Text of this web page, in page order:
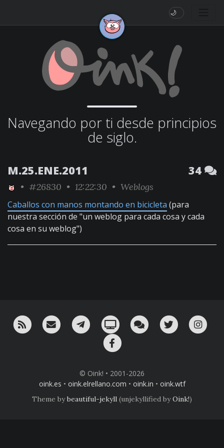
🌙
Navegando por ti desde principios
de siglo.
M.25.ENE.2011 34
• #26830 • 12:22:30 • Weblogs
Caballos con manos montando en bicicleta (para
nuestra sección de "un weblog para cada cosa y cada
cosa en su weblog")
RSS ¡Mándame un email!¡Nuestro canal en Telegram!
Oink! TV Charla con nosotros
Twitter
© Oink! • 2001-2026
oink.es • oink.elrellano.com • oink.in • oink.wtf
Theme bybeautiful-jekyll (unjekyllified byOink!)